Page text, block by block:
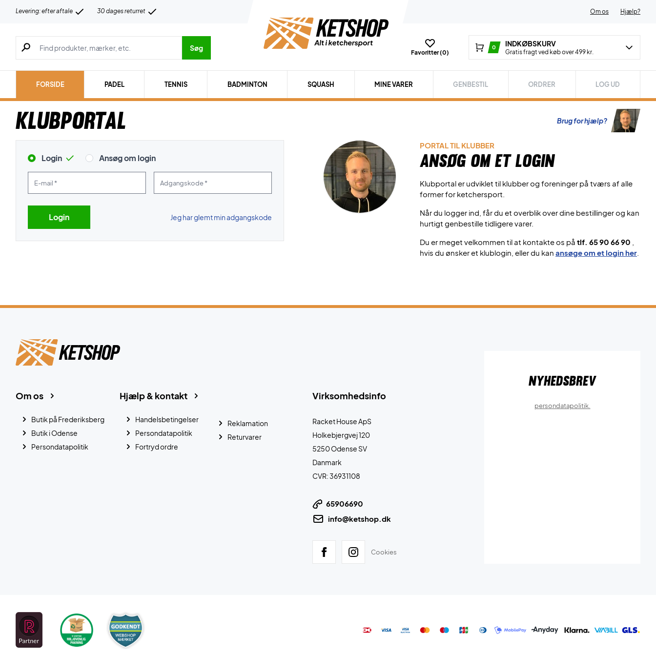
Levering: efter aftale 30 dages returret Om os Hjælp?
Søg efter produkter, mærker etc.
Søg
Favoritter (0)
0 INDKØBSKURV
Gratis fragt ved køb over 499 kr.
FORSIDE PADEL TENNIS BADMINTON SQUASH MINE VARER GENBESTIL ORDRER LOG UD
Klubportal Brug for hjælp?
Login Ansøg om login
Jeg har glemt min adgangskode
PORTAL TIL KLUBBER
Ansøg om et login
Klubportal er udviklet til klubber og foreninger på tværs af alle
former for ketchersport.
Når du logger ind, får du et overblik over dine bestillinger og kan
hurtigt genbestille tidligere varer.
Du er meget velkommen til at kontakte os på tlf. 65 90 66 90
hvis du ønsker et klublogin, eller du kan ansøge om et login her
Virksomhedsinfo
Racket House ApS
Holkebjergvej 120
5250 Odense SV
Danmark
CVR: 36931108
65906690
info@ketshop.dk
Cookies
Hjælp & kontakt
Handelsbetingelser
Persondatapolitik
Fortryd ordre
Reklamation
Returvarer
Om os
Butik på Frederiksberg
Butik i Odense
Persondatapolitik
Nyhedsbrev
persondatapolitik.